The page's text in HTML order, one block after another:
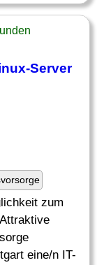
Server
zum
eine/n IT-